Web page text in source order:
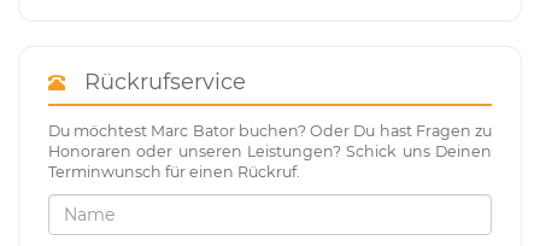
Rückrufservice
Du möchtest Marc Bator buchen? Oder Du hast Fragen zu
Honoraren oder unseren Leistungen? Schick uns Deinen
Terminwunsch für einen Rückruf.